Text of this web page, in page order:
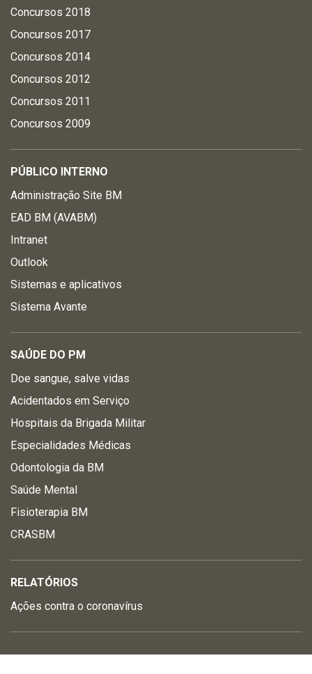
Concursos 2018
Concursos 2017
Concursos 2014
Concursos 2012
Concursos 2011
Concursos 2009
PÚBLICO INTERNO
Administração Site BM
EAD BM (AVABM)
Intranet
Outlook
Sistemas e aplicativos
Sistema Avante
SAÚDE DO PM
Doe sangue, salve vidas
Acidentados em Serviço
Hospitais da Brigada Militar
Especialidades Médicas
Odontologia da BM
Saúde Mental
Fisioterapia BM
CRASBM
RELATÓRIOS
Ações contra o coronavírus